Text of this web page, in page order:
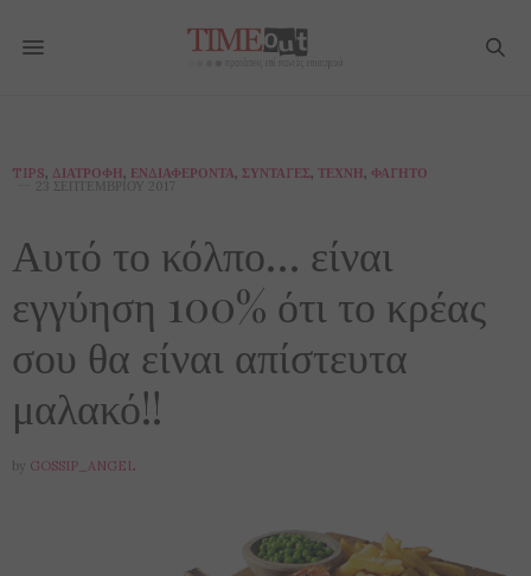
TIPS, ΔΙΑΤΡΟΦΉ, ΕΝΔΙΑΦΈΡΟΝΤΑ, ΣΥΝΤΑΓΈΣ, ΤΈΧΝΗ, ΦΑΓΗΤΌ
23 ΣΕΠΤΕΜΒΡΊΟΥ 2017
Αυτό το κόλπο… είναι
εγγύηση 100% ότι το κρέας
σου θα είναι απίστευτα
μαλακό!!
by GOSSIP_ANGEL